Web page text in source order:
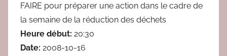
d
a
FAIRE pour préparer une action dans le cadre de
la semaine de la réduction des déchets
Heure début: 20:30
Date: 2008-10-16